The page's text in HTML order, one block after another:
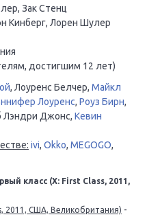
Зак Стенц
Кинберг, Лорен Шулер
достигшим 12 лет)
, Лоуренс Белчер, Майкл
Лоуренс, Роуз Бирн,
Лэндри Джонс, Кевин
ivi, Okko, MEGOGO,
класс (X: First Class, 2011,
2011, США, Великобритания) -